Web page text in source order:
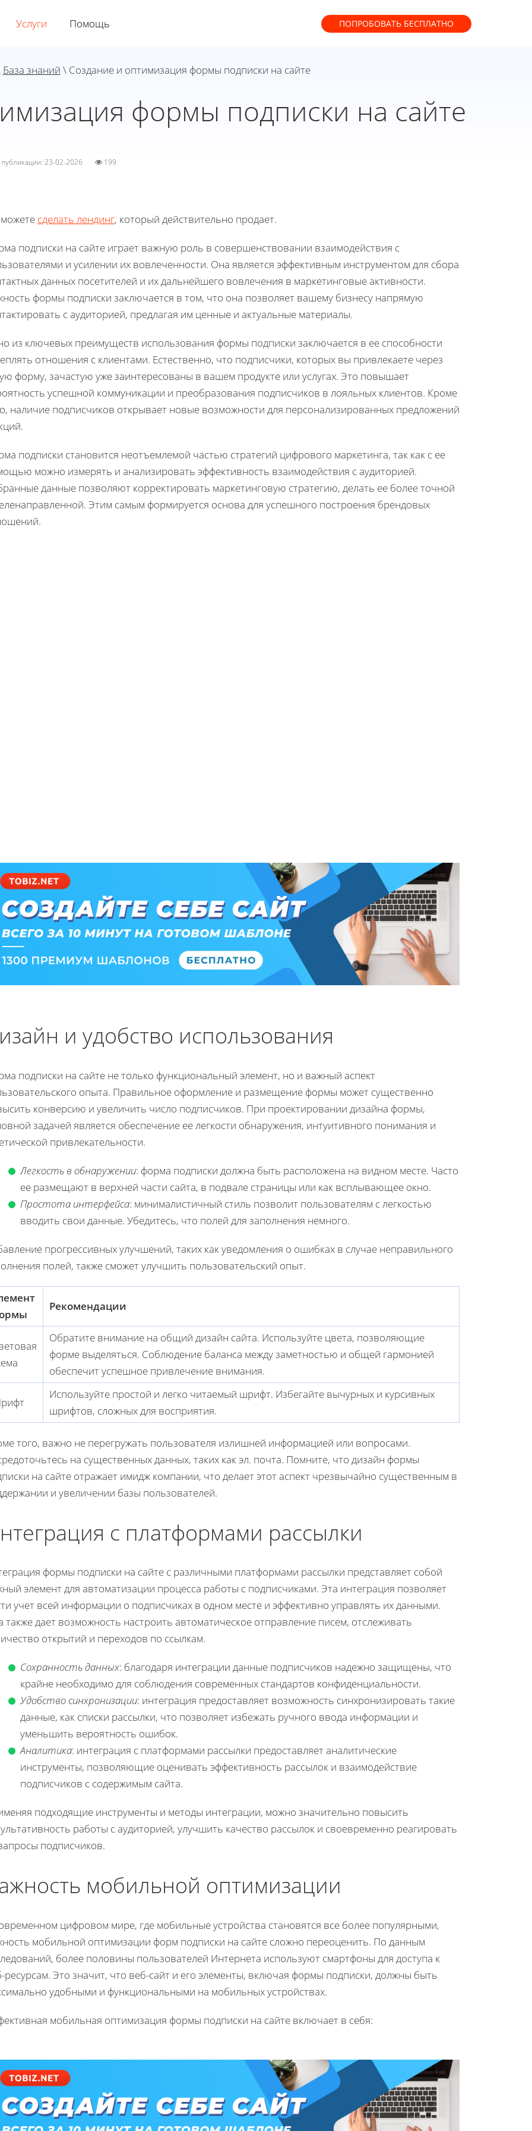
Услуги Помощь ПОПРОБОВАТЬ БЕСПЛАТНО
База знаний \ Создание и оптимизация формы подписки на сайте
формы подписки на сайте
публикации: 23-02-2026 199
сделать лендинг, который действительно продает.
подписки на сайте играет важную роль в совершенствовании взаимодействия с
и усилении их вовлеченности. Она является эффективным инструментом для сбора
данных посетителей и их дальнейшего вовлечения в маркетинговые активности.
формы подписки заключается в том, что она позволяет вашему бизнесу напрямую
с аудиторией, предлагая им ценные и актуальные материалы.
из ключевых преимуществ использования формы подписки заключается в ее способности
отношения с клиентами. Естественно, что подписчики, которых вы привлекаете через
форму, зачастую уже заинтересованы в вашем продукте или услугах. Это повышает
успешной коммуникации и преобразования подписчиков в лояльных клиентов. Кроме
наличие подписчиков открывает новые возможности для персонализированных предложений
подписки становится неотъемлемой частью стратегий цифрового маркетинга, так как с ее
можно измерять и анализировать эффективность взаимодействия с аудиторией.
данные позволяют корректировать маркетинговую стратегию, делать ее более точной
Этим самым формируется основа для успешного построения брендовых
и удобство использования
подписки на сайте не только функциональный элемент, но и важный аспект
опыта. Правильное оформление и размещение формы может существенно
конверсию и увеличить число подписчиков. При проектировании дизайна формы,
задачей является обеспечение ее легкости обнаружения, интуитивного понимания и
привлекательности.
Легкость в обнаружении: форма подписки должна быть расположена на видном месте. Часто
ее размещают в верхней части сайта, в подвале страницы или как всплывающее окно.
Простота интерфейса: минималистичный стиль позволит пользователям с легкостью
вводить свои данные. Убедитесь, что полей для заполнения немного.
прогрессивных улучшений, таких как уведомления о ошибках в случае неправильного
полей, также сможет улучшить пользовательский опыт.
Рекомендации
Обратите внимание на общий дизайн сайта. Используйте цвета, позволяющие
форме выделяться. Соблюдение баланса между заметностью и общей гармонией
обеспечит успешное привлечение внимания.
Используйте простой и легко читаемый шрифт. Избегайте вычурных и курсивных
шрифтов, сложных для восприятия.
того, важно не перегружать пользователя излишней информацией или вопросами.
на существенных данных, таких как эл. почта. Помните, что дизайн формы
на сайте отражает имидж компании, что делает этот аспект чрезвычайно существенным в
и увеличении базы пользователей.
с платформами рассылки
формы подписки на сайте с различными платформами рассылки представляет собой
элемент для автоматизации процесса работы с подписчиками. Эта интеграция позволяет
учет всей информации о подписчиках в одном месте и эффективно управлять их данными.
также дает возможность настроить автоматическое отправление писем, отслеживать
открытий и переходов по ссылкам.
Сохранность данных: благодаря интеграции данные подписчиков надежно защищены, что
крайне необходимо для соблюдения современных стандартов конфиденциальности.
Удобство синхронизации: интеграция предоставляет возможность синхронизировать такие
данные, как списки рассылки, что позволяет избежать ручного ввода информации и
уменьшить вероятность ошибок.
Аналитика: интеграция с платформами рассылки предоставляет аналитические
инструменты, позволяющие оценивать эффективность рассылок и взаимодействие
подписчиков с содержимым сайта.
подходящие инструменты и методы интеграции, можно значительно повысить
работы с аудиторией, улучшить качество рассылок и своевременно реагировать
подписчиков.
мобильной оптимизации
цифровом мире, где мобильные устройства становятся все более популярными,
мобильной оптимизации форм подписки на сайте сложно переоценить. По данным
более половины пользователей Интернета используют смартфоны для доступа к
ресурсам. Это значит, что веб-сайт и его элементы, включая формы подписки, должны быть
удобными и функциональными на мобильных устройствах.
мобильная оптимизация формы подписки на сайте включает в себя: